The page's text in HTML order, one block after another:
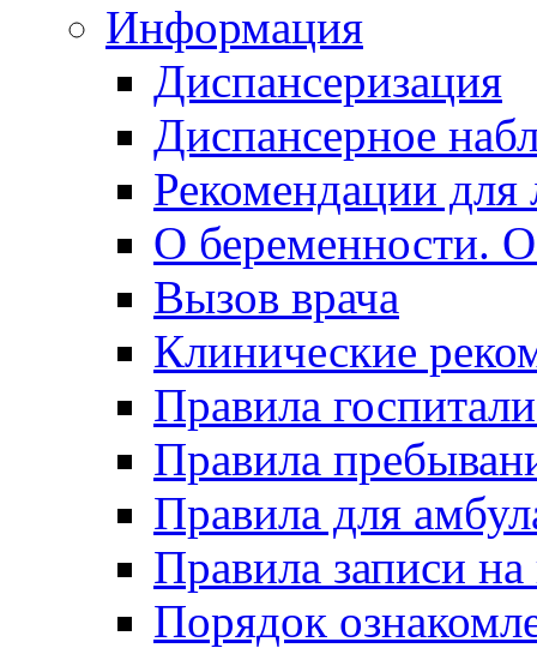
Информация
Диспансеризация
Диспансерное
Рекомендации для
О беременности.
Вызов врача
Клинические
Правила
Правила
Правила для
Правила записи
Порядок